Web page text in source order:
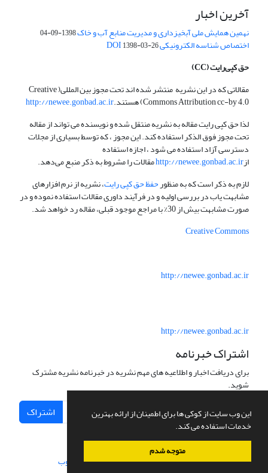
این وب سایت از کوکی ها برای اطمینان از ارائه بهترین
خدمات استفاده می کند.
متوجه شدم
آخرین اخبار
نهمین همایش ملی آبخیزداری و مدیریت منابع آب و خاک1398-09-04
اختصاص شناسه الکترونیکی DOI1398-03-26
حق کپی‌رایت(CC)
مقالاتی که در این نشریه منتشر شده اند تحت مجوز بین المللی( Creative
Commons Attribution cc-by 4.0) هستند.
http://newee.gonbad.ac.ir
لذا حق کپی رایت مقاله به نشریه منتقل شده و نویسنده می تواند از مقاله
تحت مجوز فوق الذکر استفاده کند. این مجوز ، که توسط بسیاری از مجلات
دسترسی آزاد استفاده می شود ، اجازه استفاده
ازhttp://newee.gonbad.ac.irمقالات را مشروط به ذکر منبع می‌دهد.
لازم به ذکر است که به منظورحفظ حق کپی رایت، نشریه از نرم افزارهای
مشابهت یاب در بررسی اولیه و در فرآیند داوری مقالات استفاده نموده و در
صورت مشابهت بیش از 30% با مراجع موجود قبلی، مقاله رد خواهد شد.
Creative Commons
http://newee.gonbad.ac.ir
http://newee.gonbad.ac.ir
اشتراک خبرنامه
برای دریافت اخبار و اطلاعیه های مهم نشریه در خبرنامه نشریه مشترک
شوید.
اشتراک
سامانه مدیریت نشریات علمی.طراحی و پیاده سازی از سیناوب